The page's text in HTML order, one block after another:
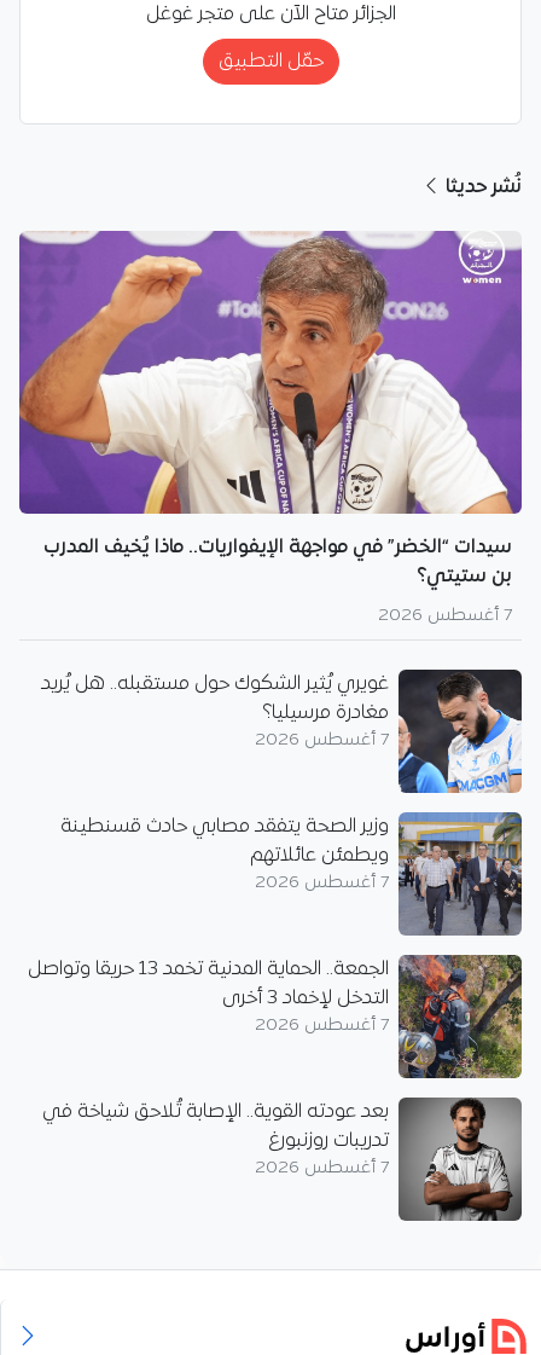
الجزائر متاح الآن على متجر غوغل
حمّل التطبيق
نُشر حديثا
سيدات “الخضر” في مواجهة الإيفواريات.. ماذا يُخيف المدرب
بن ستيتي؟
7 أغسطس 2026
غويري يُثير الشكوك حول مستقبله.. هل يُريد
مغادرة مرسيليا؟
7 أغسطس 2026
وزير الصحة يتفقد مصابي حادث قسنطينة
ويطمئن عائلاتهم
7 أغسطس 2026
الجمعة.. الحماية المدنية تخمد 13 حريقا وتواصل
التدخل لإخماد 3 أخرى
7 أغسطس 2026
بعد عودته القوية.. الإصابة تُلاحق شياخة في
تدريبات روزنبورغ
7 أغسطس 2026